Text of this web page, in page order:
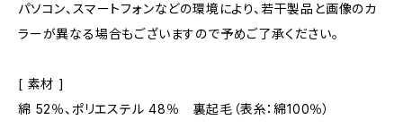
パソコン、スマートフォンなどの環境により、若干製品と画像のカ
ラーが異なる場合もございますので予めご了承ください。
[ 素材 ]
綿 52％、ポリエステル 48％ 裏起毛（表糸：綿100％）